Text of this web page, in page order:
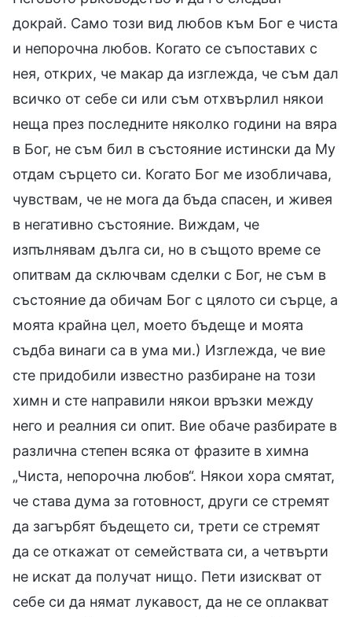
докрай. Само този вид любов към Бог е чиста
и непорочна любов. Когато се съпоставих с
нея, открих, че макар да изглежда, че съм дал
всичко от себе си или съм отхвърлил някои
неща през последните няколко години на вяра
в Бог, не съм бил в състояние истински да Му
отдам сърцето си. Когато Бог ме изобличава,
чувствам, че не мога да бъда спасен, и живея
в негативно състояние. Виждам, че
изпълнявам дълга си, но в същото време се
опитвам да сключвам сделки с Бог, не съм в
състояние да обичам Бог с цялото си сърце, а
моята крайна цел, моето бъдеще и моята
съдба винаги са в ума ми.) Изглежда, че вие
сте придобили известно разбиране на този
химн и сте направили някои връзки между
него и реалния си опит. Вие обаче разбирате в
различна степен всяка от фразите в химна
„Чиста, непорочна любов“. Някои хора смятат,
че става дума за готовност, други се стремят
да загърбят бъдещето си, трети се стремят
да се откажат от семействата си, а четвърти
не искат да получат нищо. Пети изискват от
себе си да нямат лукавост, да не се оплакват